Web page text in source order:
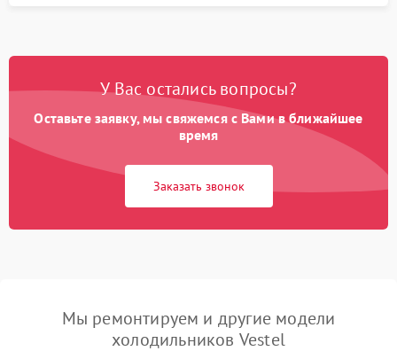
У Вас остались вопросы?
Оставьте заявку, мы свяжемся с Вами в ближайшее
время
Заказать звонок
Мы ремонтируем и другие модели
холодильников Vestel